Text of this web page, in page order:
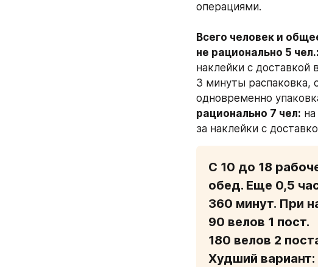
операциями.
Всего человек и
не рационально 5 чел.:
наклейки с
3 минуты распаковка,
одновременно
рационально 7 чел:
за наклейки с
С 10 до 18
обед. Еще 0,5
360 минут. При
90 велов 1 пост.
180 велов 2
Худший вариант: